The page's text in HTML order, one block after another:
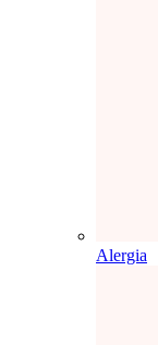
Alergia